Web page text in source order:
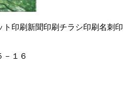
ト印刷 新聞印刷チラシ印刷名刺印
－１６